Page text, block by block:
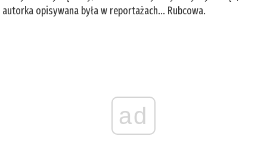
autorka opisywana była w reportażach... Rubcowa.
ad